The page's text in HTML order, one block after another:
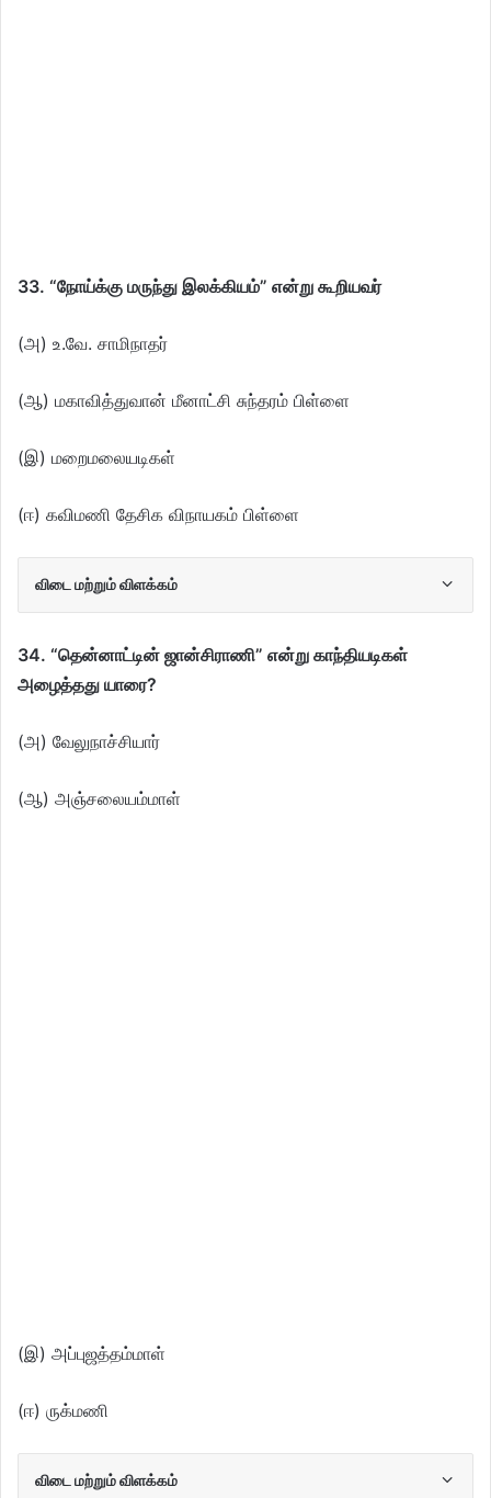
33. “நோய்க்கு மருந்து இலக்கியம்” என்று கூறியவர்
(அ) உ.வே. சாமிநாதர்
(ஆ) மகாவித்துவான் மீனாட்சி சுந்தரம் பிள்ளை
(இ) மறைமலையடிகள்
(ஈ) கவிமணி தேசிக விநாயகம் பிள்ளை
விடை மற்றும் விளக்கம்
34. “தென்னாட்டின் ஜான்சிராணி” என்று காந்தியடிகள்
அழைத்தது யாரை?
(அ) வேலுநாச்சியார்
(ஆ) அஞ்சலையம்மாள்
(இ) அப்புஜத்தம்மாள்
(ஈ) ருக்மணி
விடை மற்றும் விளக்கம்